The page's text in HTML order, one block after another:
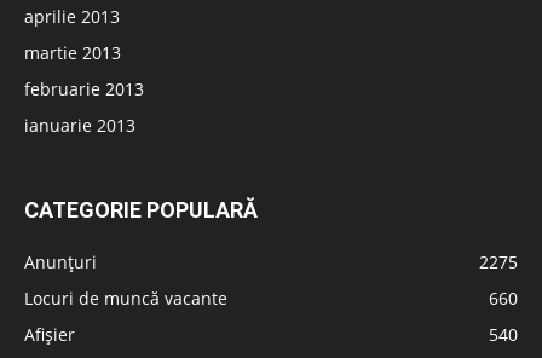
aprilie 2013
martie 2013
februarie 2013
ianuarie 2013
CATEGORIE POPULARĂ
Anunțuri
2275
Locuri de muncă vacante
660
Afișier
540